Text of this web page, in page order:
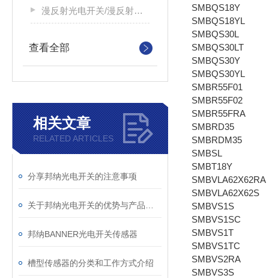
漫反射光电开关/漫反射光电传感器
查看全部
相关文章
RELATED ARTICLES
分享邦纳光电开关的注意事项
邦纳BANNER光电开关传感器
槽型传感器的分类和工作方式介绍
SMBQS18Y
SMBQS18YL
SMBQS30L
SMBQS30LT
SMBQS30Y
SMBQS30YL
SMBR55F01
SMBR55F02
SMBR55FRA
SMBRD35
SMBRDM35
SMBSL
SMBT18Y
SMBVLA62X62RA
SMBVLA62X62S
SMBVS1S
SMBVS1SC
SMBVS1T
SMBVS1TC
SMBVS2RA
SMBVS3S